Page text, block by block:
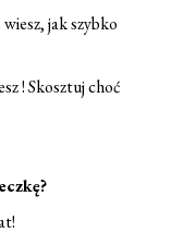
jak szybko
! Skosztuj choć